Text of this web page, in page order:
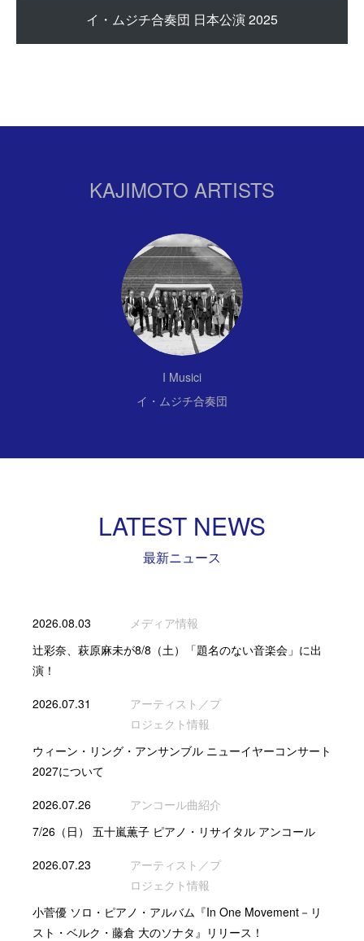
イ・ムジチ合奏団 日本公演 2025
KAJIMOTO ARTISTS
I Musici
イ・ムジチ合奏団
LATEST NEWS
最新ニュース
2026.08.03
メディア情報
辻彩奈、萩原麻未が8/8（土）「題名のない音楽会」に出
演！
2026.07.31
アーティスト／プ
ロジェクト情報
ウィーン・リング・アンサンブル ニューイヤーコンサート
2027について
2026.07.26
アンコール曲紹介
7/26（日） 五十嵐薫子 ピアノ・リサイタル アンコール
2026.07.23
アーティスト／プ
ロジェクト情報
小菅優 ソロ・ピアノ・アルバム『In One Movement－リ
スト・ベルク・藤倉 大のソナタ』リリース！